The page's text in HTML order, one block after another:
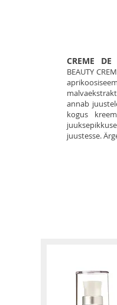
CREME DE
BEAUTY
annab
kogus
juustesse.